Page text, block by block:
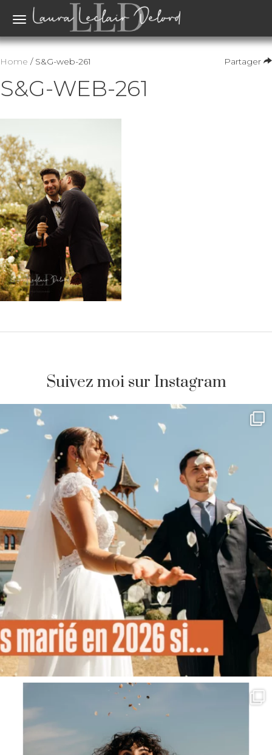
Toggle
Partager
Home / S&G-web-261
S&G-WEB-261
Suivez moi sur Instagram